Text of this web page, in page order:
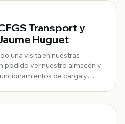
Transport y
Huguet
una visita en nuestras
podido ver nuestro almacén y
de carga y